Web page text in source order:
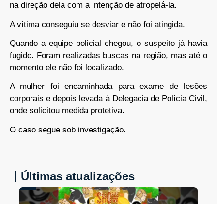
na direção dela com a intenção de atropelá-la.
A vítima conseguiu se desviar e não foi atingida.
Quando a equipe policial chegou, o suspeito já havia
fugido. Foram realizadas buscas na região, mas até o
momento ele não foi localizado.
A mulher foi encaminhada para exame de lesões
corporais e depois levada à Delegacia de Polícia Civil,
onde solicitou medida protetiva.
O caso segue sob investigação.
Últimas atualizações